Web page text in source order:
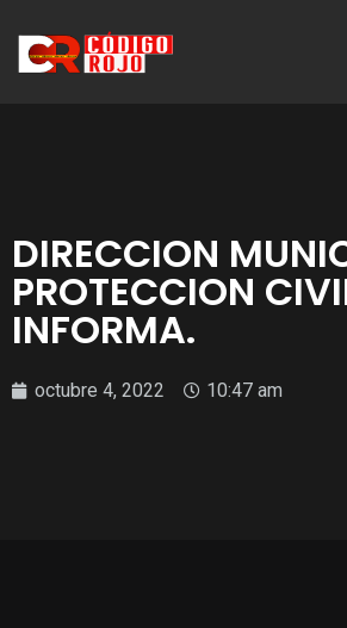
DIRECCION
PROTECCION
INFORMA.
octubre 4, 2022 10:47 am